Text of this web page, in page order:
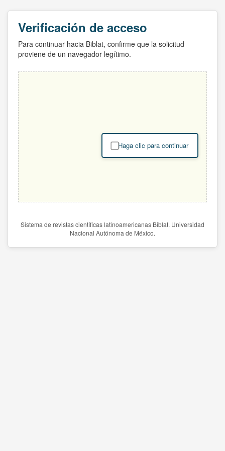
Verificación de acceso
Para continuar hacia Biblat, confirme que la solicitud
proviene de un navegador legítimo.
Haga clic para continuar
Sistema de revistas científicas latinoamericanas Biblat. Universidad
Nacional Autónoma de México.